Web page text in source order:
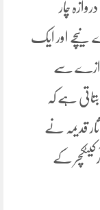
چار
نیچے اور ایک
سے
ہے کہ
قدیمہ نے
کے